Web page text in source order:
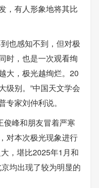
，有人形象地将其比
也感知不到，但对极
时，也是一次观看绚
大，极光越绚烂。20
级别。”中国天文学会
家刘仲利说。
俊峰和朋友冒着严寒
对本次极光现象进行
，堪比2025年1月和
均出现了较为明显的